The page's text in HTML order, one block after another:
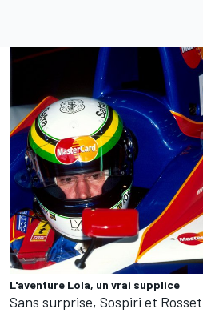
L'aventure Lola, un vrai supplice
Sans surprise, Sospiri et